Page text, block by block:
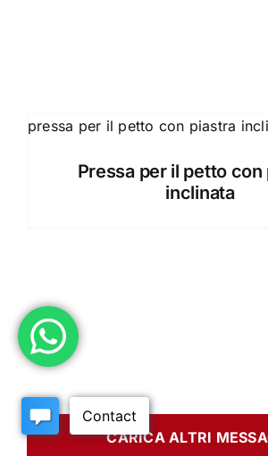
Pressa per il petto con
inclinata
CARICA ALTRI